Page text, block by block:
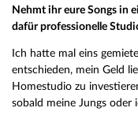
Nehmt ihr eure Songs in
dafür professionelle
Ich hatte mal eins
entschieden, mein Geld
Homestudio zu
sobald meine Jungs oder